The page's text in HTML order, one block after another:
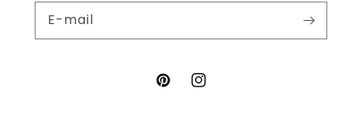
E-mail
PinterestInstagram